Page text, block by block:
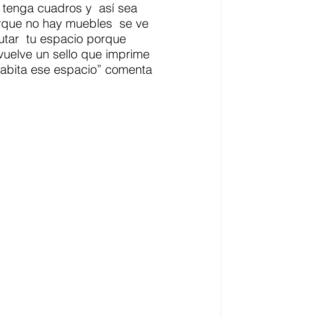
cuadros y  así sea
no hay muebles  se ve
tu espacio porque
un sello que imprime
ese espacio” comenta